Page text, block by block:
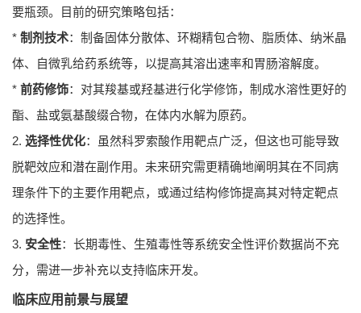
要瓶颈。目前的研究策略包括：
* 制剂技术：制备固体分散体、环糊精包合物、脂质体、纳米晶
体、自微乳给药系统等，以提高其溶出速率和胃肠溶解度。
* 前药修饰：对其羧基或羟基进行化学修饰，制成水溶性更好的
酯、盐或氨基酸缀合物，在体内水解为原药。
2. 选择性优化：虽然科罗索酸作用靶点广泛，但这也可能导致
脱靶效应和潜在副作用。未来研究需更精确地阐明其在不同病
理条件下的主要作用靶点，或通过结构修饰提高其对特定靶点
的选择性。
3. 安全性：长期毒性、生殖毒性等系统安全性评价数据尚不充
分，需进一步补充以支持临床开发。
临床应用前景与展望